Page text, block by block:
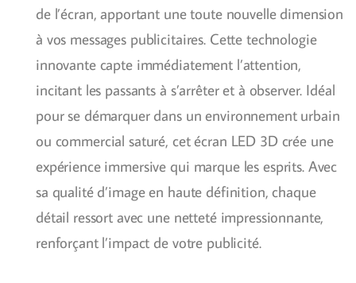
de l’écran, apportant une toute nouvelle dimension
à vos messages publicitaires. Cette technologie
innovante capte immédiatement l’attention,
incitant les passants à s’arrêter et à observer. Idéal
pour se démarquer dans un environnement urbain
ou commercial saturé, cet écran LED 3D crée une
expérience immersive qui marque les esprits. Avec
sa qualité d’image en haute définition, chaque
détail ressort avec une netteté impressionnante,
renforçant l’impact de votre publicité.